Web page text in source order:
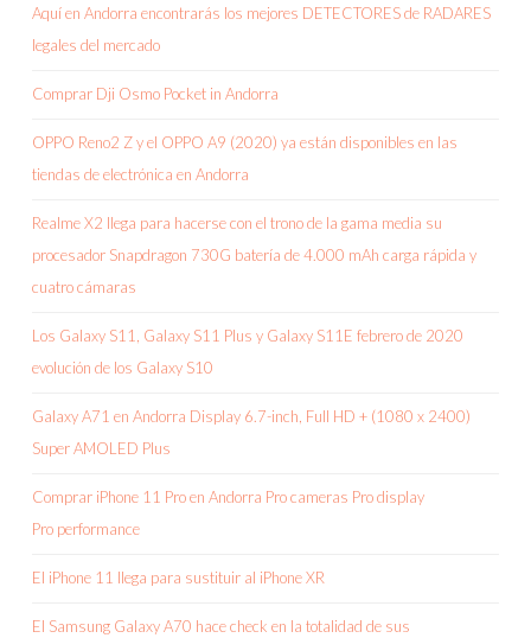
Aquí en Andorra encontrarás los mejores DETECTORES de RADARES
legales del mercado
Comprar Dji Osmo Pocket in Andorra
OPPO Reno2 Z y el OPPO A9 (2020) ya están disponibles en las
tiendas de electrónica en Andorra
Realme X2 llega para hacerse con el trono de la gama media su
procesador Snapdragon 730G batería de 4.000 mAh carga rápida y
cuatro cámaras
Los Galaxy S11, Galaxy S11 Plus y Galaxy S11E febrero de 2020
evolución de los Galaxy S10
Galaxy A71 en Andorra Display 6.7-inch, Full HD + (1080 x 2400)
Super AMOLED Plus
Comprar iPhone 11 Pro en Andorra Pro cameras Pro display
Pro performance
El iPhone 11 llega para sustituir al iPhone XR
El Samsung Galaxy A70 hace check en la totalidad de sus